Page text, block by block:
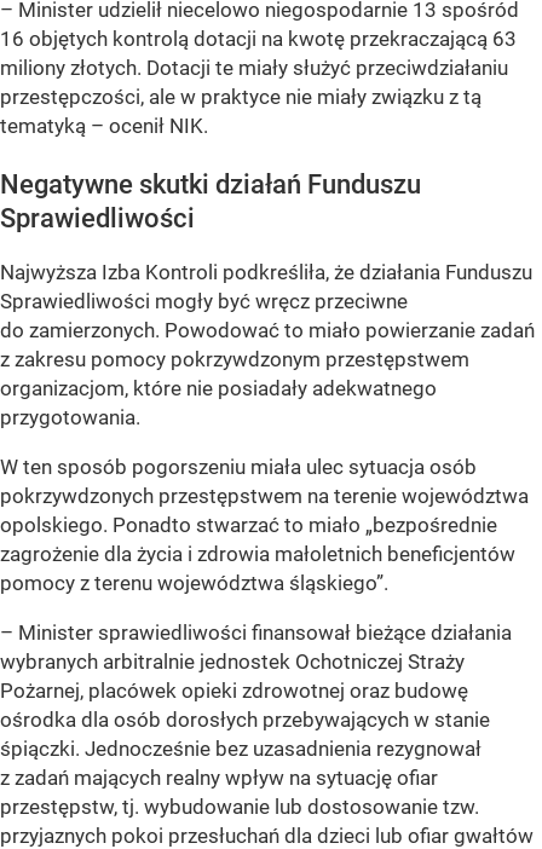
– Minister udzielił niecelowo niegospodarnie 13 spośród
16 objętych kontrolą dotacji na kwotę przekraczającą 63
miliony złotych. Dotacji te miały służyć przeciwdziałaniu
przestępczości, ale w praktyce nie miały związku z tą
tematyką – ocenił NIK.
Negatywne skutki działań Funduszu
Sprawiedliwości
Najwyższa Izba Kontroli podkreśliła, że działania Funduszu
Sprawiedliwości mogły być wręcz przeciwne
do zamierzonych. Powodować to miało powierzanie zadań
z zakresu pomocy pokrzywdzonym przestępstwem
organizacjom, które nie posiadały adekwatnego
przygotowania.
W ten sposób pogorszeniu miała ulec sytuacja osób
pokrzywdzonych przestępstwem na terenie województwa
opolskiego. Ponadto stwarzać to miało „bezpośrednie
zagrożenie dla życia i zdrowia małoletnich beneficjentów
pomocy z terenu województwa śląskiego”.
– Minister sprawiedliwości finansował bieżące działania
wybranych arbitralnie jednostek Ochotniczej Straży
Pożarnej, placówek opieki zdrowotnej oraz budowę
ośrodka dla osób dorosłych przebywających w stanie
śpiączki. Jednocześnie bez uzasadnienia rezygnował
z zadań mających realny wpływ na sytuację ofiar
przestępstw, tj. wybudowanie lub dostosowanie tzw.
przyjaznych pokoi przesłuchań dla dzieci lub ofiar gwałtów